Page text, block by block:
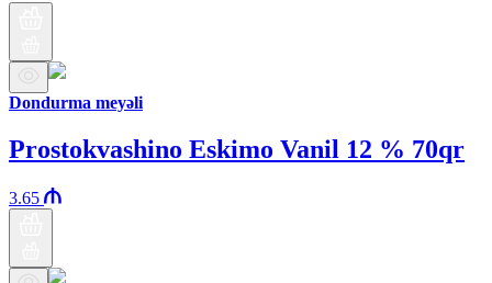
Dondurma meyəli
Prostokvashino Eskimo Vanil 12 % 70qr
3.65